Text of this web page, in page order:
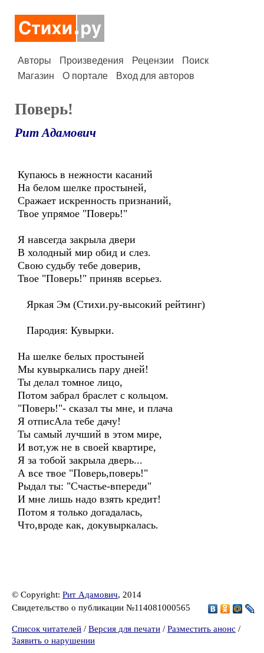
Авторы Произведения Рецензии
Поиск
Магазин
О портале Вход для авторов
Поверь!
Рит Адамович
Купаюсь в нежности касаний
На белом шелке простыней,
Сражает искренность признаний,
Твое упрямое "Поверь!"
Я навсегда закрыла двери
В холодный мир обид и слез.
Свою судьбу тебе доверив,
Твое "Поверь!" приняв всерьез.
Яркая Эм (Стихи.ру-высокий рейтинг)
Пародия: Кувырки.
На шелке белых простыней
Мы кувыркались пару дней!
Ты делал томное лицо,
Потом забрал браслет с кольцом.
"Поверь!"- сказал ты мне, и плача
Я отписАла тебе дачу!
Ты самый лучший в этом мире,
И вот,уж не в своей квартире,
Я за тобой закрыла дверь...
А все твое "Поверь,поверь!"
Рыдал ты: "Счастье-впереди"
И мне лишь надо взять кредит!
Потом я только догадалась,
Что,вроде как, докувыркалась.
© Copyright: Рит Адамович, 2014
Свидетельство о публикации №114081000565
Список читателей / Версия для печати / Разместить анонс /
Заявить о нарушении